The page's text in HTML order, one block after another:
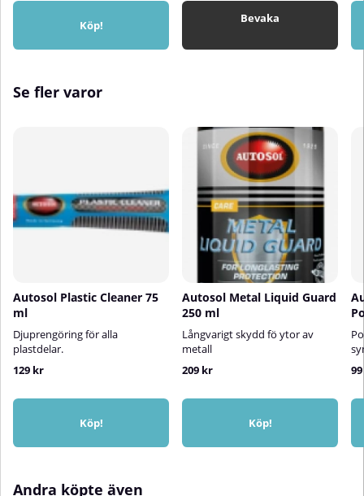
försiktighet – svampen har en lätt
slipande effekt och kan lösa upp
ytor.Prova alltid på en liten, dold
Köp! Bevaka
Se fler varor
Autosol Plastic Cleaner 75
ml
Djuprengöring för alla
plastdelar.
129 kr
Köp!
Autosol Metal Liquid Guard
250 ml
Långvarigt skydd fö ytor av
metall
209 kr
Köp!
Andra köpte även